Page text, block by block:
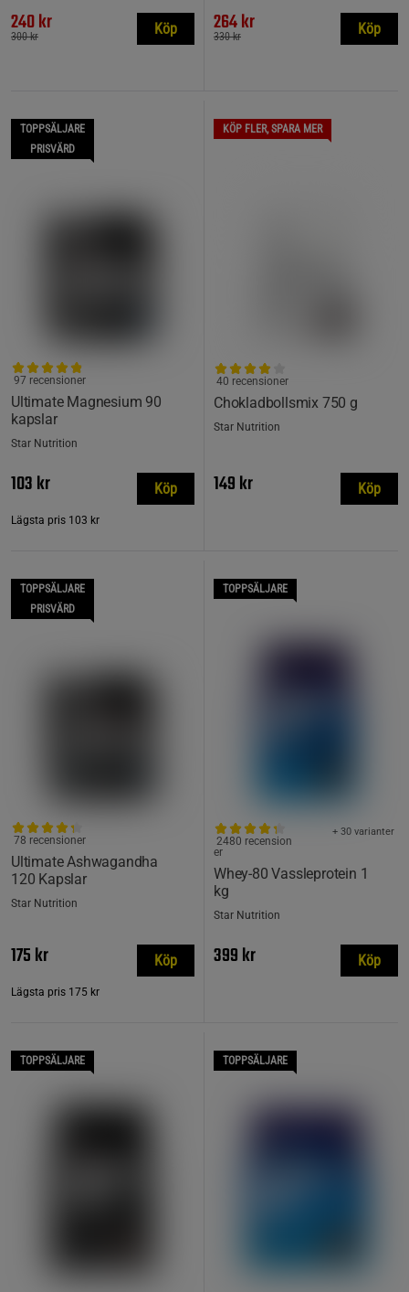
240 kr
300 kr Köp 264 kr
330 kr Köp
TOPPSÄLJARE
PRISVÄRD
Ultimate Magnesium 90
kapslar
97 recensioner
Star Nutrition
103 kr
Lägsta pris 103 kr
Köp
KÖP FLER, SPARA MER
Chokladbollsmix 750 g
40 recensioner
Star Nutrition
149 kr Köp
TOPPSÄLJARE
PRISVÄRD
Ultimate Ashwagandha
120 Kapslar
78 recensioner
Star Nutrition
175 kr
Lägsta pris 175 kr
Köp
TOPPSÄLJARE
Whey-80 Vassleprotein 1
kg
+ 30 varianter
2480 recension
er
Star Nutrition
399 kr Köp
TOPPSÄLJARE TOPPSÄLJARE